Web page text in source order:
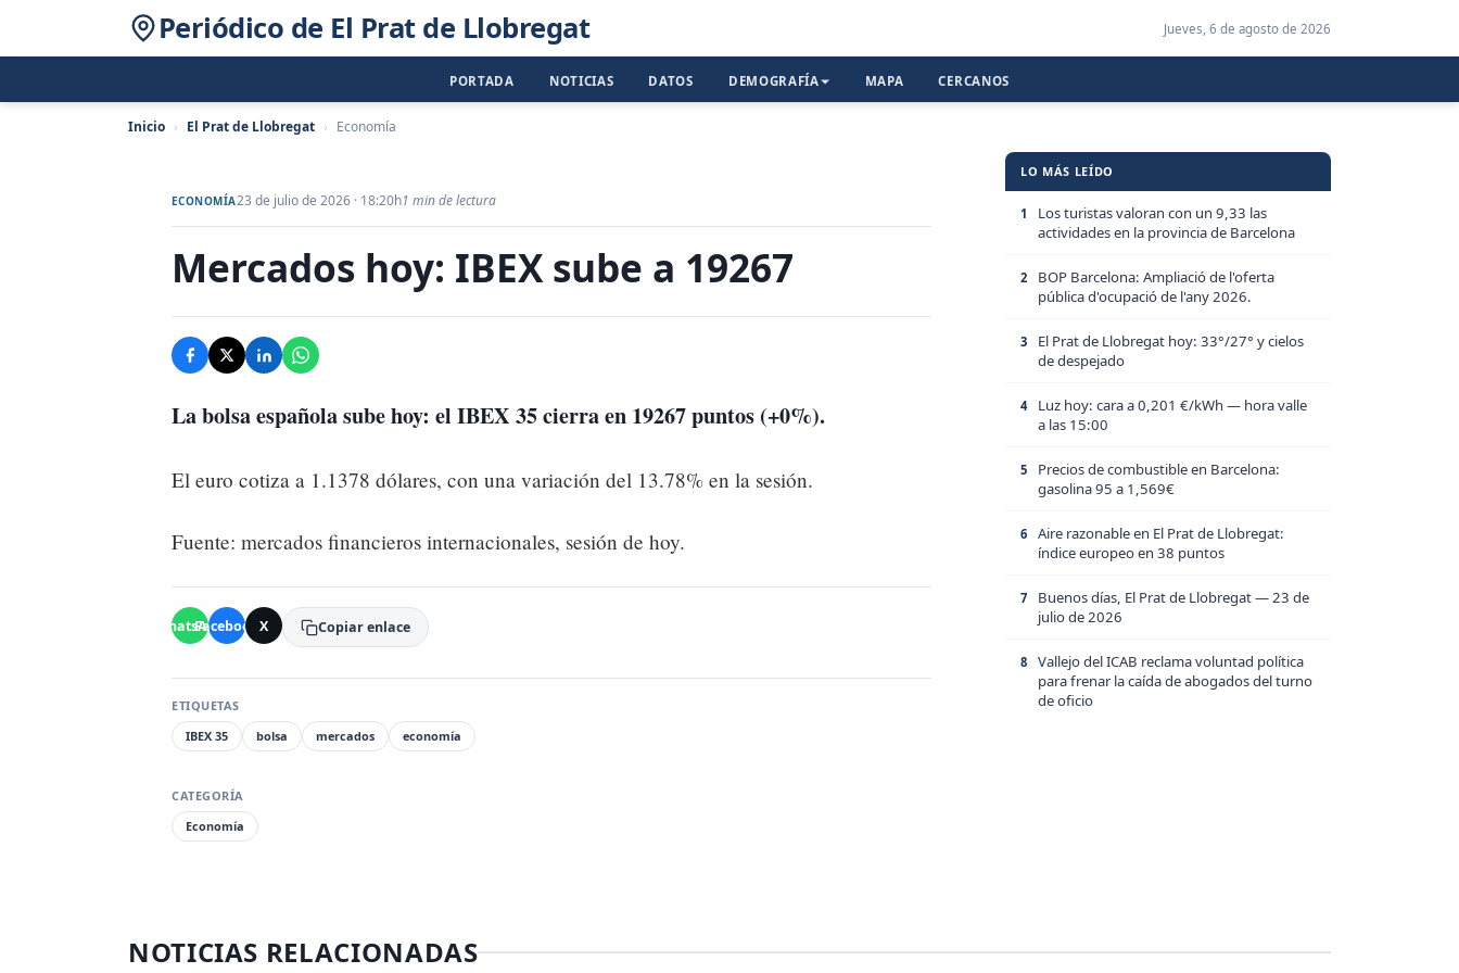
Periódico de El Prat de Llobregat Jueves, 6 de agosto de 2026
PORTADA NOTICIAS DATOS DEMOGRAFÍA MAPA CERCANOS
Inicio › El Prat de Llobregat › Economía
ECONOMÍA23 de julio de 2026 · 18:20h1 min de lectura
Mercados hoy: IBEX sube a 19267
La bolsa española sube hoy: el IBEX 35 cierra en 19267puntos (+0%).
El euro cotiza a 1.1378 dólares, con una variación del 13.78% en la sesión.
Fuente: mercados financieros internacionales, sesión de hoy.
WhatsApp
Facebook X Copiar enlace
ETIQUETAS
IBEX 35
bolsa mercados economía
CATEGORÍA
Economía
LO MÁS LEÍDO
1
Los turistas valoran con un 9,33 las
actividades en la provincia de Barcelona
2
BOP Barcelona: Ampliació de l'oferta
pública d'ocupació de l'any 2026.
3
El Prat de Llobregat hoy: 33°/27° y cielos
de despejado
4
Luz hoy: cara a 0,201 €/kWh — hora valle
a las 15:00
5
Precios de combustible en Barcelona:
gasolina 95 a 1,569€
6
Aire razonable en El Prat de Llobregat:
índice europeo en 38 puntos
7
Buenos días, El Prat de Llobregat — 23 de
julio de 2026
8
Vallejo del ICAB reclama voluntad política
para frenar la caída de abogados del turno
de oficio
NOTICIAS RELACIONADAS